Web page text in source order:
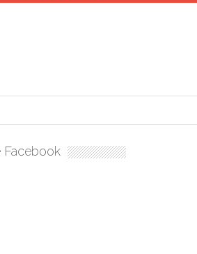
Nukina are nevoie de ajutorul nostru!
Facebook